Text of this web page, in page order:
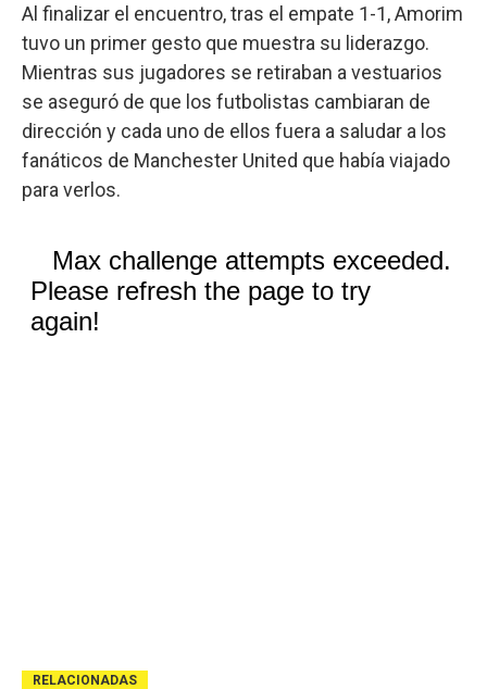
Al finalizar el encuentro, tras el empate 1-1, Amorim
tuvo un primer gesto que muestra su liderazgo.
Mientras sus jugadores se retiraban a vestuarios
se aseguró de que los futbolistas cambiaran de
dirección y cada uno de ellos fuera a saludar a los
fanáticos de Manchester United que había viajado
para verlos.
RELACIONADAS